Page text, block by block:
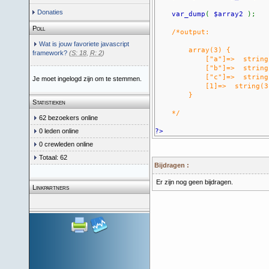
Donaties
Poll
Wat is jouw favoriete javascript
framework? (S: 18, R: 2)
Je moet ingelogd zijn om te stemmen.
Statistieken
62 bezoekers online
0 leden online
0 crewleden online
Totaal: 62
Linkpartners
var_dump ( $array2 );
/*output:
array(3) {
["a"]=> string(4)
["b"]=> string(4)
["c"]=>
[1]=> string(3)
}
*/
?>
Bijdragen :
Er zijn nog geen bijdragen.